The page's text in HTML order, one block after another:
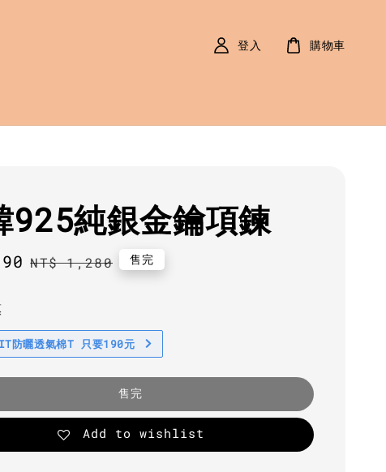
登入 購物車
925純銀金鑰項鍊
Regular
NT$ 1,280 售完
防曬透氣棉T 只要190元
售完
Add to wishlist